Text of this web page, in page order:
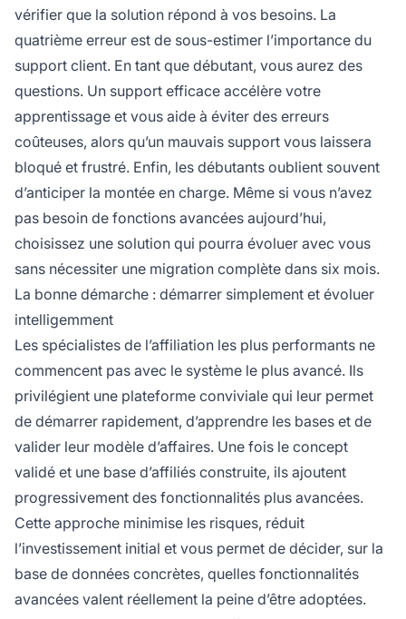
vérifier que la solution répond à vos besoins. La
quatrième erreur est de sous-estimer l’importance du
support client. En tant que débutant, vous aurez des
questions. Un support efficace accélère votre
apprentissage et vous aide à éviter des erreurs
coûteuses, alors qu’un mauvais support vous laissera
bloqué et frustré. Enfin, les débutants oublient souvent
d’anticiper la montée en charge. Même si vous n’avez
pas besoin de fonctions avancées aujourd’hui,
choisissez une solution qui pourra évoluer avec vous
sans nécessiter une migration complète dans six mois.
La bonne démarche : démarrer simplement et évoluer
intelligemment
Les spécialistes de l’affiliation les plus performants ne
commencent pas avec le système le plus avancé. Ils
privilégient une plateforme conviviale qui leur permet
de démarrer rapidement, d’apprendre les bases et de
valider leur modèle d’affaires. Une fois le concept
validé et une base d’affiliés construite, ils ajoutent
progressivement des fonctionnalités plus avancées.
Cette approche minimise les risques, réduit
l’investissement initial et vous permet de décider, sur la
base de données concrètes, quelles fonctionnalités
avancées valent réellement la peine d’être adoptées.